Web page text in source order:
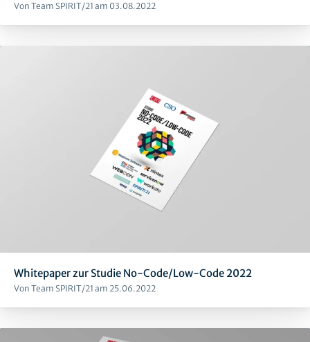
Von Team SPIRIT/21 am 03.08.2022
Whitepaper zur Studie No-Code/Low-Code 2022
Von Team SPIRIT/21 am 25.06.2022